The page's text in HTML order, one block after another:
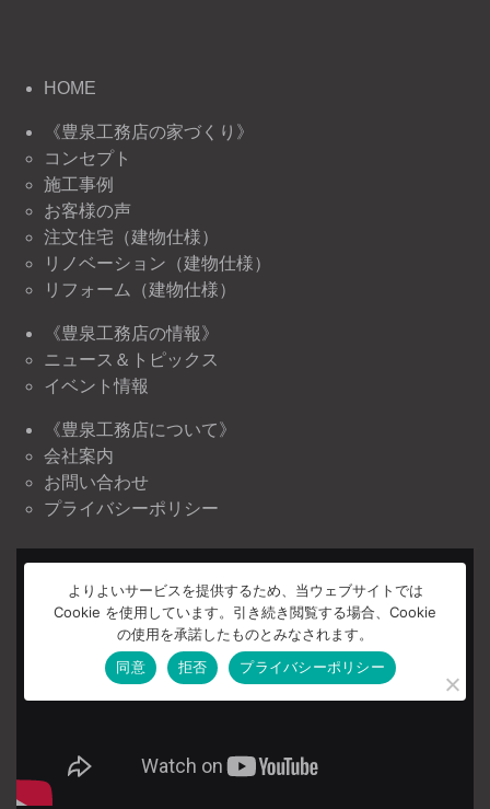
HOME
《豊泉工務店の家づくり》
コンセプト
施工事例
お客様の声
注文住宅（建物仕様）
リノベーション（建物仕様）
リフォーム（建物仕様）
《豊泉工務店の情報》
ニュース＆トピックス
イベント情報
《豊泉工務店について》
会社案内
お問い合わせ
プライバシーポリシー
よりよいサービスを提供するため、当ウェブサイトでは
Cookie を使用しています。引き続き閲覧する場合、Cookie
の使用を承諾したものとみなされます。
同意
拒否 プライバシーポリシー